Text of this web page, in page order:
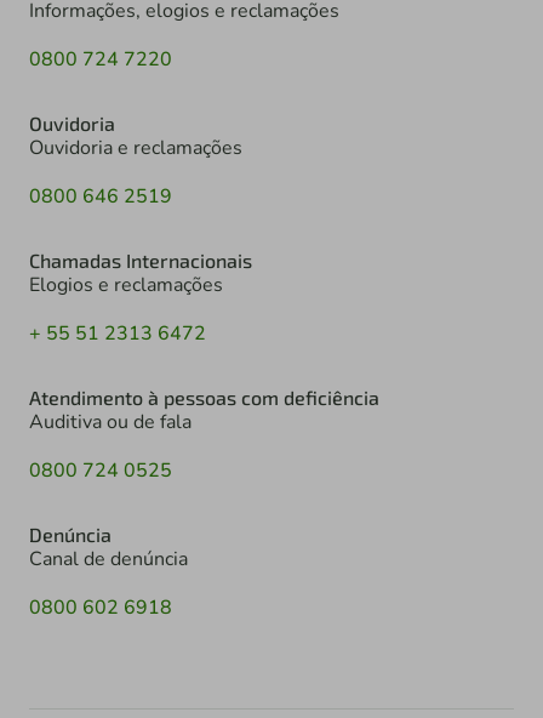
Informações, elogios e reclamações
0800 724 7220
Ouvidoria
Ouvidoria e reclamações
0800 646 2519
Chamadas Internacionais
Elogios e reclamações
+ 55 51 2313 6472
Atendimento à pessoas com deficiência
Auditiva ou de fala
0800 724 0525
Denúncia
Canal de denúncia
0800 602 6918